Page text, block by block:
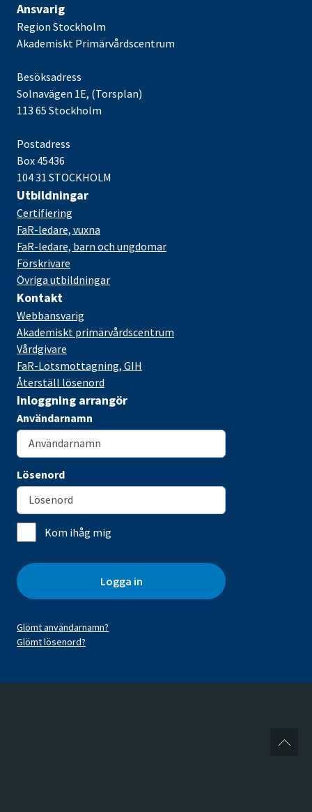
Ansvarig
Region Stockholm
Akademiskt Primärvårdscentrum
Besöksadress
Solnavägen 1E, (Torsplan)
113 65 Stockholm
Postadress
Box 45436
104 31 STOCKHOLM
Utbildningar
Certifiering
FaR-ledare, vuxna
FaR-ledare, barn och ungdomar
Förskrivare
Övriga utbildningar
Kontakt
Webbansvarig
Akademiskt primärvårdscentrum
Vårdgivare
FaR-Lotsmottagning, GIH
Återställ lösenord
Inloggning arrangör
Användarnamn
Lösenord
Kom ihåg mig
Logga in
Glömt användarnamn?
Glömt lösenord?